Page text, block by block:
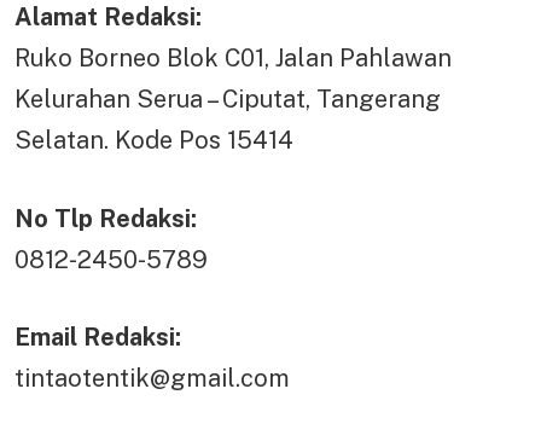
Alamat Redaksi:
Ruko Borneo Blok C01, Jalan Pahlawan
Kelurahan Serua – Ciputat, Tangerang
Selatan. Kode Pos 15414
No Tlp Redaksi:
0812-2450-5789
Email Redaksi:
tintaotentik@gmail.com